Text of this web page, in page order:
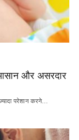
और असरदार
परेशान करने…